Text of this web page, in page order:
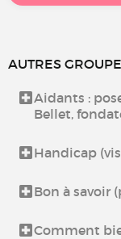
AUTRES
Aidants :
Bellet,
Handicap
Bon à savoir
Comment